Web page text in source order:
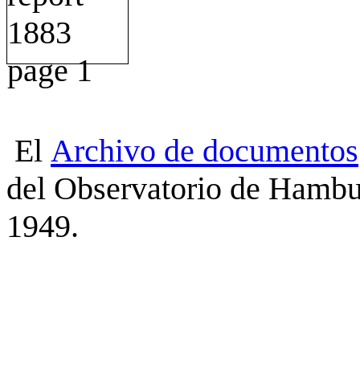
El Archivo de documentos
del Observatorio de
1949.